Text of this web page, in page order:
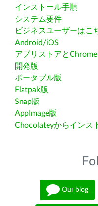
インストール手順
システム要件
ビジネスユーザーはこ
Android/iOS
アプリストアと
開発版
ポータブル版
Flatpak版
Snap版
AppImage版
Chocolateyからインス
Our blog